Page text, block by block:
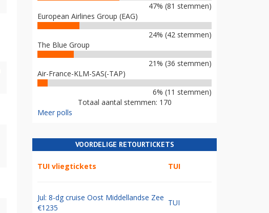
47% (81 stemmen)
European Airlines Group (EAG)
24% (42 stemmen)
The Blue Group
21% (36 stemmen)
Air-France-KLM-SAS(-TAP)
6% (11 stemmen)
Totaal aantal stemmen: 170
Meer polls
VOORDELIGE RETOURTICKETS
TUI vliegtickets TUI
Jul: 8-dg cruise Oost Middellandse Zee
€1235
TUI